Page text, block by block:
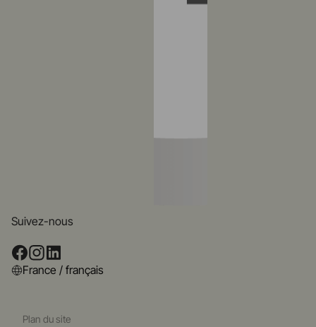
Suivez-nous
France / français
Plan du site